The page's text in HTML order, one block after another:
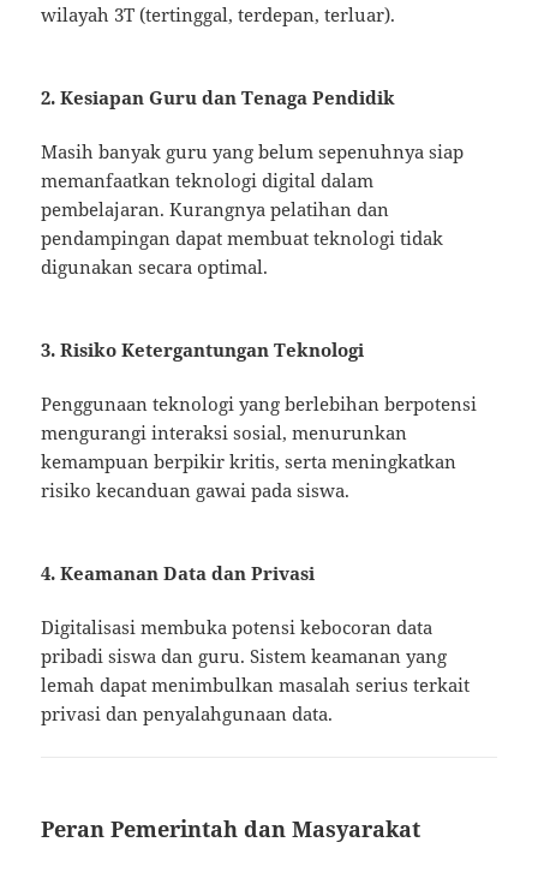
wilayah 3T (tertinggal, terdepan, terluar).
2. Kesiapan Guru dan Tenaga Pendidik
Masih banyak guru yang belum sepenuhnya siap
memanfaatkan teknologi digital dalam
pembelajaran. Kurangnya pelatihan dan
pendampingan dapat membuat teknologi tidak
digunakan secara optimal.
3. Risiko Ketergantungan Teknologi
Penggunaan teknologi yang berlebihan berpotensi
mengurangi interaksi sosial, menurunkan
kemampuan berpikir kritis, serta meningkatkan
risiko kecanduan gawai pada siswa.
4. Keamanan Data dan Privasi
Digitalisasi membuka potensi kebocoran data
pribadi siswa dan guru. Sistem keamanan yang
lemah dapat menimbulkan masalah serius terkait
privasi dan penyalahgunaan data.
Peran Pemerintah dan Masyarakat